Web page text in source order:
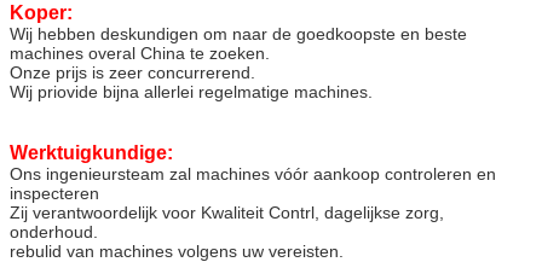
Koper:
Wij hebben deskundigen om naar de goedkoopste en beste
machines overal China te zoeken.
Onze prijs is zeer concurrerend.
Wij priovide bijna allerlei regelmatige machines.
Werktuigkundige:
Ons ingenieursteam zal machines vóór aankoop controleren en
inspecteren
Zij verantwoordelijk voor Kwaliteit Contrl, dagelijkse zorg,
onderhoud.
rebulid van machines volgens uw vereisten.